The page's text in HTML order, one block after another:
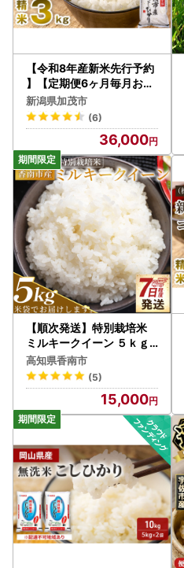
【令和8年産新米先行予約
】【定期便6ヶ月毎月お届
け】新潟県加茂市産コシヒ
カリ 精米3kg《10月上旬
～順次出荷》白米 （株）
ライスグローワーズ
新潟県加茂市
(6)
36,000
【順次発送】特別栽培米
ミルキークイーン ５ｋｇ
ミルキークイーン sr-000
5
高知県香南市
(5)
15,000